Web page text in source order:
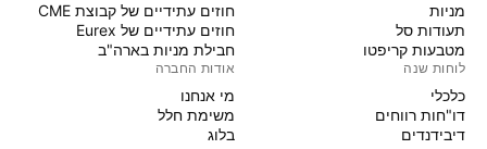
מניות‏
תעודות סל
מטבעות קריפטו
לוחות שנה
כלכלי
דו"חות רווחים
דיבידנדים
חוזים עתידיים של קבוצת CME
חוזים עתידיים של Eurex
חבילת מניות בארה"ב
אודות החברה
מי אנחנו
משימת חלל
בלוג